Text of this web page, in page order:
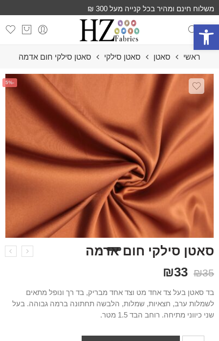
פתח סרגל נגישות
משלוח חינם ומהיר בכל קנייה מעל 300 ₪
ראשי סאטן סאטן סילקי סאטן סילקי חום אדמה
-5%
סאטן סילקי חום אדמה
₪35
₪33
בד סאטן בעל צד אחד מט וצד אחד מבריק, בד רך ונופל מתאים
לשמלות ערב, חצאיות, שמלות, הלבשה תחתונה ברמה גבוהה. בעל
שני כיווני מתיחה. רוחב הבד 1.5 מטר.